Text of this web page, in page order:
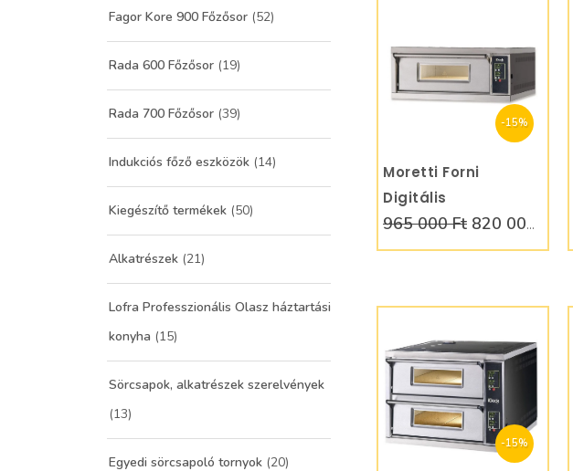
-15%
KOSÁRBA
Moretti Forni
Digitális
pizzakemence 4x30
965 000 Ft 820 000 Ft
-15%
Fagor Kore 900 Főzősor (52)
Rada 600 Főzősor (19)
Rada 700 Főzősor (39)
Indukciós főző eszközök (14)
Kiegészítő termékek (50)
Alkatrészek (21)
Lofra Professzionális Olasz háztartási
konyha (15)
Sörcsapok, alkatrészek szerelvények
(13)
Egyedi sörcsapoló tornyok (20)